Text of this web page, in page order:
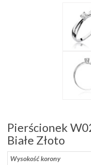
Pierścionek
Białe Złoto
Wysokość korony